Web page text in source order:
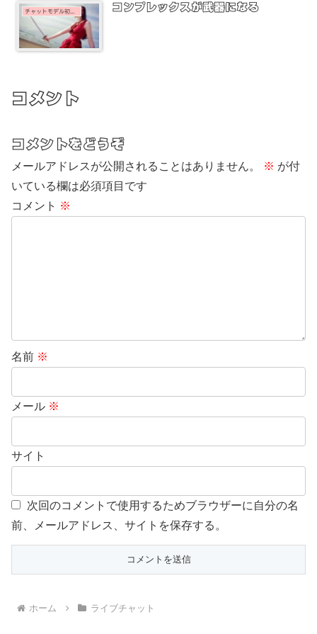
コンプレックスが武器になる
コメント
コメントをどうぞ
メールアドレスが公開されることはありません。 ※ が付
いている欄は必須項目です
コメント ※
名前 ※
メール ※
サイト
次回のコメントで使用するためブラウザーに自分の名
前、メールアドレス、サイトを保存する。
ホーム ライブチャット